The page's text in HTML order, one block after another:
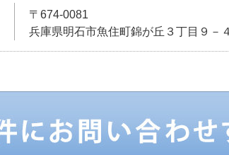
〒674-0081
兵庫県明石市魚住町錦が丘３丁目９－